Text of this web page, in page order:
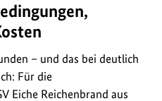
– und das bei deutlich
Für die
Eiche Reichenbrand aus